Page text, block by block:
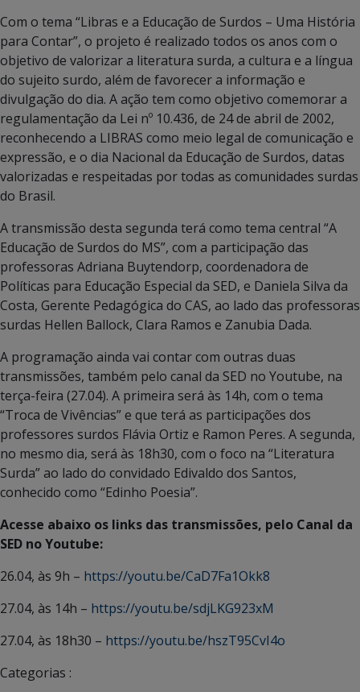
Com o tema “Libras e a Educação de Surdos – Uma História
para Contar”, o projeto é realizado todos os anos com o
objetivo de valorizar a literatura surda, a cultura e a língua
do sujeito surdo, além de favorecer a informação e
divulgação do dia. A ação tem como objetivo comemorar a
regulamentação da Lei nº 10.436, de 24 de abril de 2002,
reconhecendo a LIBRAS como meio legal de comunicação e
expressão, e o dia Nacional da Educação de Surdos, datas
valorizadas e respeitadas por todas as comunidades surdas
do Brasil.
A transmissão desta segunda terá como tema central “A
Educação de Surdos do MS”, com a participação das
professoras Adriana Buytendorp, coordenadora de
Políticas para Educação Especial da SED, e Daniela Silva da
Costa, Gerente Pedagógica do CAS, ao lado das professoras
surdas Hellen Ballock, Clara Ramos e Zanubia Dada.
A programação ainda vai contar com outras duas
transmissões, também pelo canal da SED no Youtube, na
terça-feira (27.04). A primeira será às 14h, com o tema
“Troca de Vivências” e que terá as participações dos
professores surdos Flávia Ortiz e Ramon Peres. A segunda,
no mesmo dia, será às 18h30, com o foco na “Literatura
Surda” ao lado do convidado Edivaldo dos Santos,
conhecido como “Edinho Poesia”.
Acesse abaixo os links das transmissões, pelo Canal da
SED no Youtube:
26.04, às 9h – https://youtu.be/CaD7Fa1Okk8
27.04, às 14h – https://youtu.be/sdjLKG923xM
27.04, às 18h30 – https://youtu.be/hszT95CvI4o
Categorias :